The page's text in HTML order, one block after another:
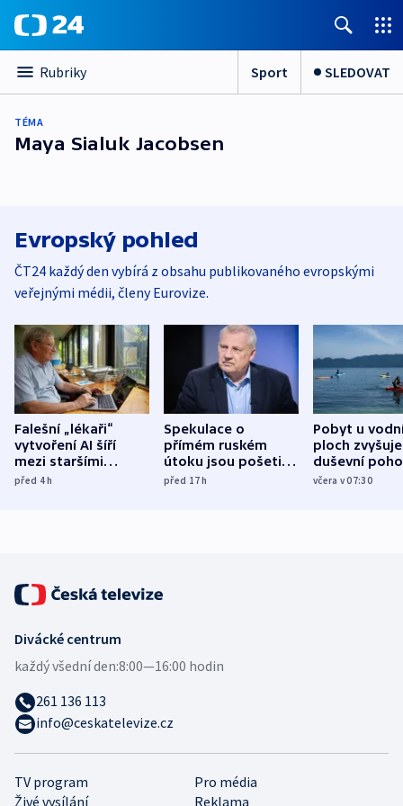
Rubriky Sport SLEDOVAT
TÉMA
Maya Sialuk Jacobsen
Evropský pohled
ČT24 každý den vybírá z obsahu publikovaného evropskými
veřejnými médii, členy Eurovize.
Falešní „lékaři“
vytvoření AI šíří
mezi staršími
Poláky nebezpečné
před 4h
Spekulace o
přímém ruském
útoku jsou pošetilé,
míní estonský
před 17h
Pobyt u
ploch zvyšuje
duševní
ukázala
včera v 07:30
TV program
Pro média
Živé vysílání
Reklama
Divácké centrum
každý všední den:8:00—16:00 hodin
261 136 113
info@ceskatelevize.cz